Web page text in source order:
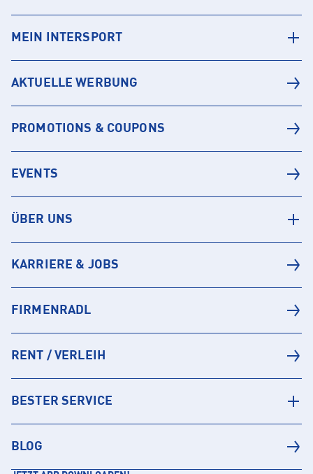
MEIN INTERSPORT
AKTUELLE WERBUNG
PROMOTIONS & COUPONS
EVENTS
ÜBER UNS
KARRIERE & JOBS
FIRMENRADL
RENT / VERLEIH
BESTER SERVICE
BLOG